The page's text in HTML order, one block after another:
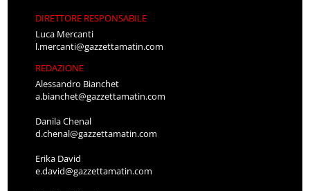
DIRETTORE RESPONSABILE
Luca Mercanti
l.mercanti@gazzettamatin.com
REDAZIONE
Alessandro Bianchet
a.bianchet@gazzettamatin.com
Danila Chenal
d.chenal@gazzettamatin.com
Erika David
e.david@gazzettamatin.com